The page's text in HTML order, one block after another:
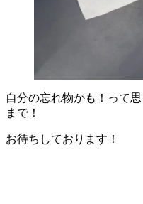
自分の忘れ物かも！って
まで！
お待ちしております！